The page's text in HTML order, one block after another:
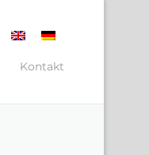
Kontakt